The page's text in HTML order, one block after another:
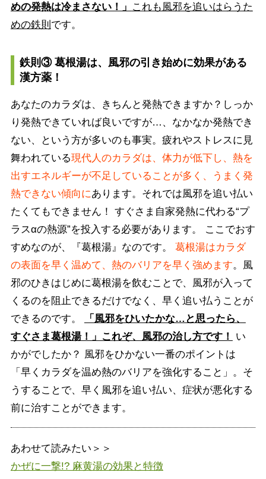
めの発熱は冷まさない！」 これも風邪を追いはらうた
めの鉄則 です。
鉄則③ 葛根湯は、風邪の引き始めに効果がある
漢方薬！
あなたのカラダは、きちんと発熱できますか？しっか
り発熱できていれば良いですが…、なかなか発熱でき
ない、という方が多いのも事実。疲れやストレスに見
舞われている現代人のカラダは、体力が低下し、熱を
出すエネルギーが不足していることが多く、うまく発
熱できない傾向にあります。それでは風邪を追い払い
たくてもできません！ すぐさま自家発熱に代わる“プ
ラスαの熱源”を投入する必要があります。 ここでおす
すめなのが、『葛根湯』なのです。 葛根湯はカラダ
の表面を早く温めて、熱のバリアを早く強めます。風
邪のひきはじめに葛根湯を飲むことで、風邪が入って
くるのを阻止できるだけでなく、早く追い払うことが
できるのです。
「風邪をひいたかな…と思ったら、
すぐさま葛根湯！」これぞ、風邪の治し方です！
い
かがでしたか？ 風邪をひかない一番のポイントは
「早くカラダを温め熱のバリアを強化すること」。そ
うすることで、早く風邪を追い払い、症状が悪化する
前に治すことができます。
あわせて読みたい＞＞
かぜに一撃!? 麻黄湯の効果と特徴